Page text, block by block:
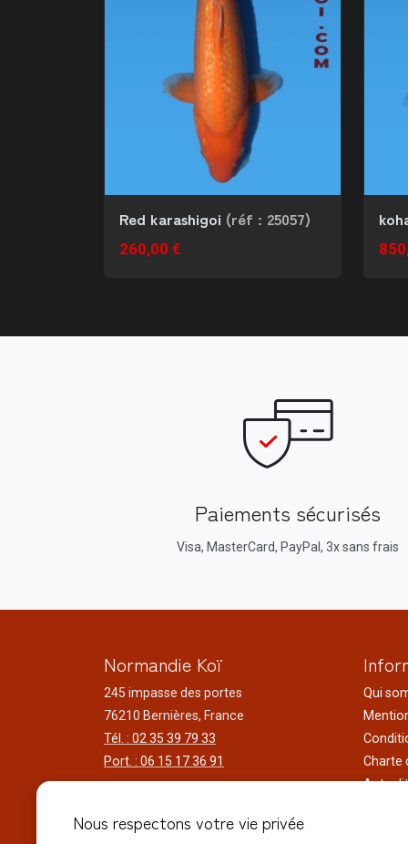
Red karashigoi (réf : 25057)
260,00 €
Paiements sécurisés
Visa, MasterCard, PayPal, 3x sans frais
Normandie Koï
245 impasse des portes
76210 Bernières, France
Tél. : 02 35 39 79 33
Port. : 06 15 17 36 91
Du lundi au samedi
Qui
Charte
Nous respectons votre vie privée